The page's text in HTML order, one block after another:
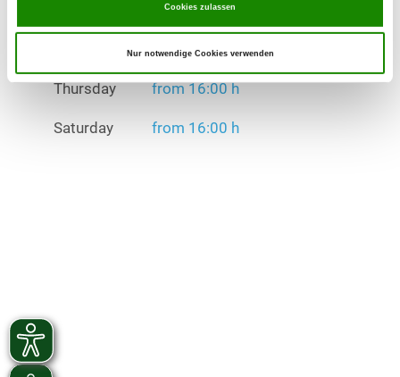
Cookies zulassen
Nur notwendige Cookies verwenden
Exercise times in winter:
from 16:00 h
Thursday from 16:00 h
Saturday from 16:00 h